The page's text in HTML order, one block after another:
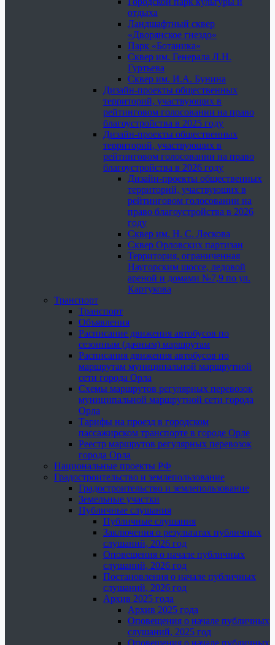
отдыха
Ландшафтный сквер
«Дворянское гнездо»
Парк «Ботаника»
Сквер им. Генерала Л.Н.
Гуртьева
Сквер им. И.А. Бунина
Дизайн-проекты общественных
территорий, участвующих в
рейтинговом голосовании на право
благоустройства в 2025 году
Дизайн-проекты общественных
территорий, участвующих в
рейтинговом голосовании на право
благоустройства в 2026 году
Дизайн-проекты общественных
территорий, участвующих в
рейтинговом голосовании на
право благоустройства в 2026
году
Сквер им. Н. С. Лескова
Сквер Орловских партизан
Территория, ограниченная
Наугорским шоссе, ледовой
ареной и домами №7,9 по ул.
Картукова
Транспорт
Транспорт
Объявления
Расписание движения автобусов по
сезонным (дачным) маршрутам
Расписания движения автобусов по
маршрутам муниципальной маршрутной
сети города Орла
Схемы маршрутов регулярных перевозок
муниципальной маршрутной сети города
Орла
Тарифы на проезд в городском
пассажирском транспорте в городе Орле
Реестр маршрутов регулярных перевозок
города Орла
Национальные проекты РФ
Градостроительство и землепользование
Градостроительство и землепользование
Земельные участки
Публичные слушания
Публичные слушания
Заключения о результатах публичных
слушаний, 2026 год
Оповещения о начале публичных
слушаний, 2026 год
Постановления о начале публичных
слушаний, 2026 год
Архив 2025 года
Архив 2025 года
Оповещения о начале публичных
слушаний, 2025 год
Оповещения о начале публичных